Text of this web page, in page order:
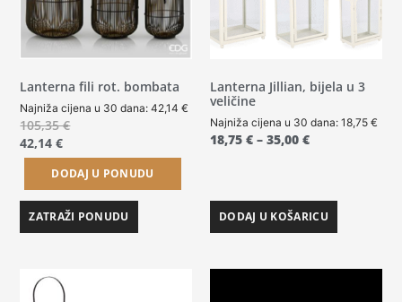
Lanterna fili rot. bombata
Najniža cijena u 30 dana:42,14€
105,35€
42,14€
DODAJ U PONUDU
ZATRAŽI PONUDU
Lanterna Jillian, bijela u 3
veličine
Najniža cijena u 30 dana: 18,75 €
18,75 € – 35,00 €
DODAJ U KOŠARICU